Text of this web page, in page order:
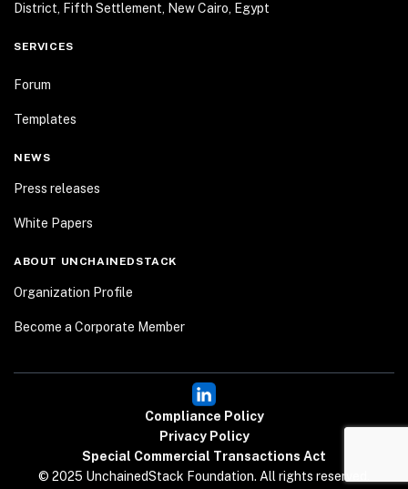
District, Fifth Settlement, New Cairo, Egypt
SERVICES
Forum
Templates
NEWS
Press releases
White Papers
ABOUT UNCHAINEDSTACK
Organization Profile
Become a Corporate Member
© 2025 UnchainedStack Foundation. All rights reserved.
Compliance Policy
Privacy Policy
Special Commercial Transactions Act